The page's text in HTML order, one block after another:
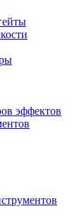
эффектов